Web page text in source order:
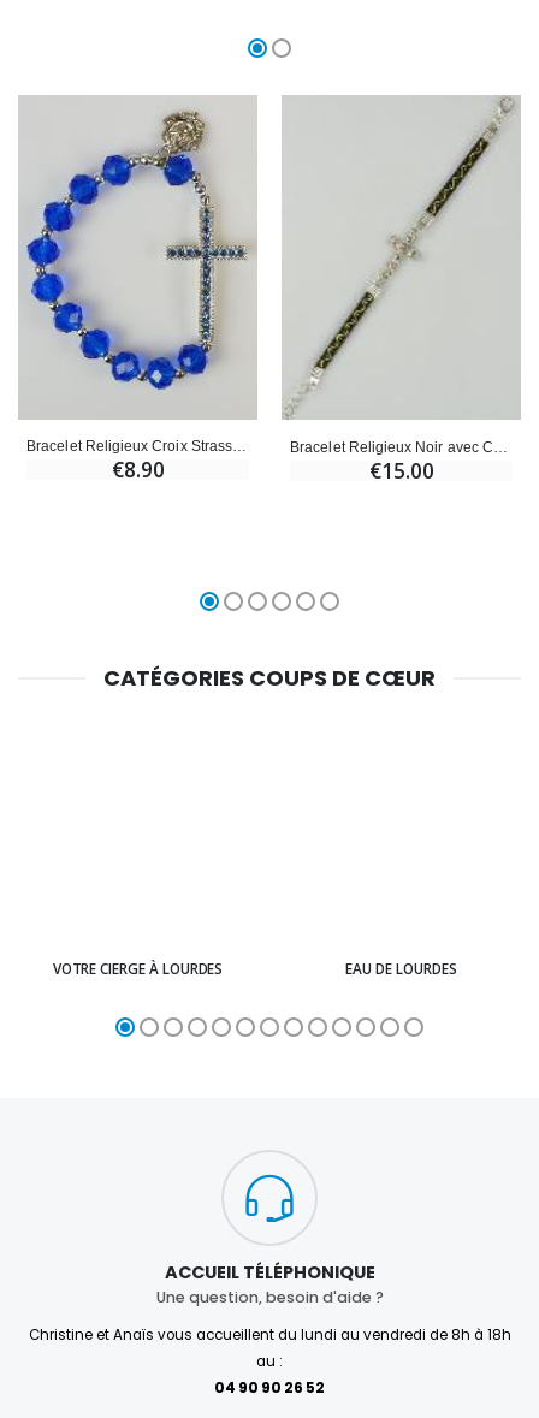
€8.90 €15.00
CATÉGORIES COUPS DE CŒUR
VOTRE CIERGE À LOURDES EAU DE LOURDES
ACCUEIL TÉLÉPHONIQUE
Une question, besoin d'aide ?
Christine et Anaïs vous accueillent du lundi au vendredi de 8h à 18h
au :
04 90 90 26 52